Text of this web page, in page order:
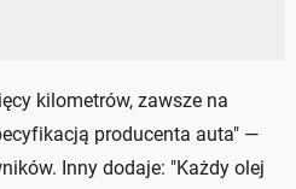
kilometrów, zawsze na
producenta auta" —
Inny dodaje: "Każdy olej